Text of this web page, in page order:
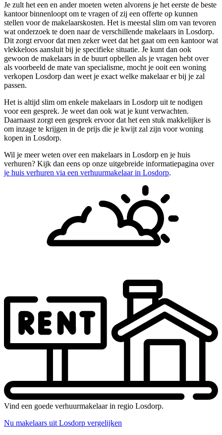
Je zult het een en ander moeten weten alvorens je het eerste de beste
kantoor binnenloopt om te vragen of zij een offerte op kunnen
stellen voor de makelaarskosten. Het is meestal slim om van tevoren
wat onderzoek te doen naar de verschillende makelaars in Losdorp.
Dit zorgt ervoor dat men zeker weet dat het gaat om een kantoor wat
vlekkeloos aansluit bij je specifieke situatie. Je kunt dan ook
gewoon de makelaars in de buurt opbellen als je vragen hebt over
als voorbeeld de mate van specialisme, mocht je ooit een woning
verkopen Losdorp dan weet je exact welke makelaar er bij je zal
passen.
Het is altijd slim om enkele makelaars in Losdorp uit te nodigen
voor een gesprek. Je weet dan ook wat je kunt verwachten.
Daarnaast zorgt een gesprek ervoor dat het een stuk makkelijker is
om inzage te krijgen in de prijs die je kwijt zal zijn voor woning
kopen in Losdorp.
Wil je meer weten over een makelaars in Losdorp en je huis
verhuren? Kijk dan eens op onze uitgebreide informatiepagina over
je huis verhuren via een verhuurmakelaar in Losdorp.
Vind een goede verhuurmakelaar in regio Losdorp.
Nu makelaars uit Losdorp vergelijken